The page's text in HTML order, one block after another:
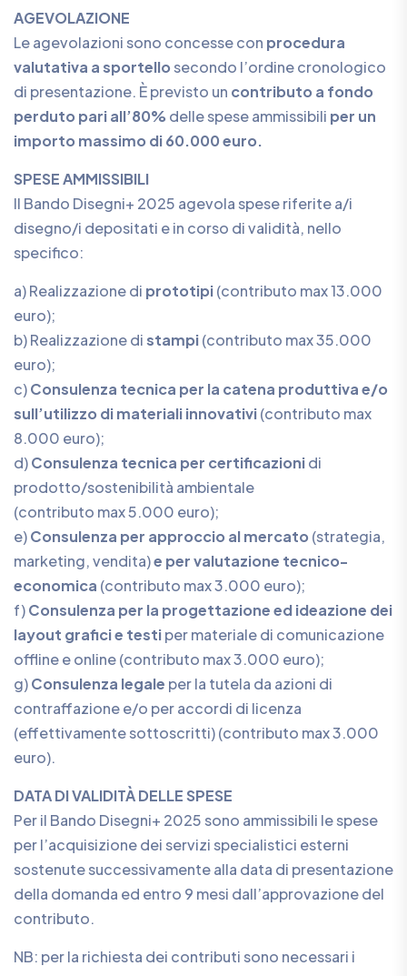
AGEVOLAZIONE
Le agevolazioni sono concesse con procedura
valutativa a sportellosecondo l’ordine cronologico
di presentazione. È previsto un contributo a fondo
perduto pari all’80% delle spese ammissibili per un
importo massimo di 60.000 euro.
SPESE AMMISSIBILI
Il Bando Disegni+ 2025 agevola spese riferite a/i
disegno/i depositati e in corso di validità, nello
specifico:
a) Realizzazione di prototipi(contributo max 13.000
euro);
b) Realizzazione distampi(contributo max 35.000
euro);
c)Consulenza tecnica per la catena produttiva e/o
sull’utilizzo di materiali innovativi(contributo max
8.000 euro);
d)Consulenza tecnica per certificazionidi
prodotto/sostenibilità ambientale
(contributo max 5.000 euro);
e)Consulenza per approccio al mercato (strategia,
marketing, vendita)e per valutazione tecnico-
economica (contributo max 3.000 euro);
f)Consulenza per la progettazione ed ideazione dei
layout grafici e testiper materiale di comunicazione
offline e online (contributo max 3.000 euro);
g)Consulenza legale per la tutela da azioni di
contraffazione e/o per accordi di licenza
(effettivamente sottoscritti) (contributo max 3.000
euro).
DATA DI VALIDITÀ DELLE SPESE
Per il Bando Disegni+ 2025 sono ammissibili le spese
per l’acquisizione dei servizi specialistici esterni
sostenute successivamente alla data di presentazione
della domanda ed entro 9 mesi dall’approvazione del
contributo.
NB: per la richiesta dei contributi sono necessari i